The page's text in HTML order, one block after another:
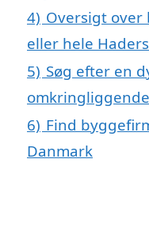
4) Oversigt over
eller hele
5) Søg efter en
6) Find
Danmark